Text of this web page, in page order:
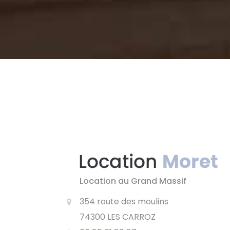
Location au Grand Massif
354 route des moulins
74300 LES CARROZ